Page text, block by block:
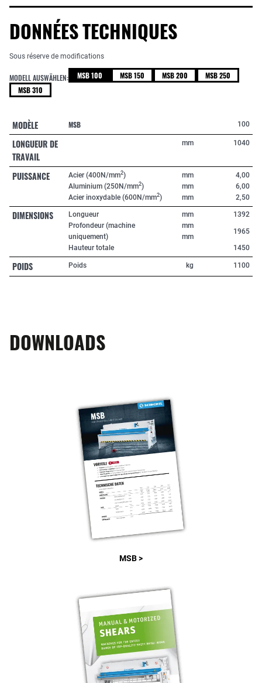
DONNÉES TECHNIQUES
Sous réserve de modifications
MODELL AUSWÄHLEN: MSB 100 MSB 150 MSB 200
MSB 250
MSB 310
MODÈLE MSB 100
LONGUEUR DE
TRAVAIL
mm 1040
PUISSANCE Acier (400N/mm2)
Aluminium (250N/mm2)
Acier inoxydable (600N/mm2)
mm
mm
mm
4,00
6,00
2,50
DIMENSIONS
Longueur
Profondeur (machine
uniquement)
Hauteur totale
mm
mm
mm
1392
1965
1450
POIDS Poids kg 1100
DOWNLOADS
MSB >